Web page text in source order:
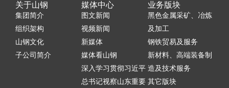
关于山钢
集团简介
组织架构
山钢文化
子公司简介
媒体中心
图文新闻
视频新闻
新媒体
媒体看山钢
深入学习贯彻习近平
总书记视察山东重要
业务版块
黑色金属采矿、冶炼
及加工
钢铁贸易及服务
新材料、高端装备制
造及技术服务
其它版块